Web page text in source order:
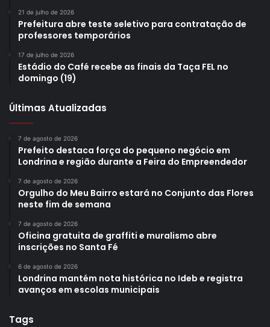
21 de julho de 2026
Prefeitura abre teste seletivo para contratação de
professores temporários
17 de julho de 2026
Estádio do Café recebe as finais da Taça FEL no
domingo (19)
Últimas Atualizadas
7 de agosto de 2026
Prefeito destaca força do pequeno negócio em
Londrina e região durante a Feira do Empreendedor
7 de agosto de 2026
Orgulho do Meu Bairro estará no Conjunto das Flores
neste fim de semana
7 de agosto de 2026
Oficina gratuita de graffiti e muralismo abre
inscrições no Santa Fé
6 de agosto de 2026
Londrina mantém nota histórica no Ideb e registra
avanços em escolas municipais
Tags